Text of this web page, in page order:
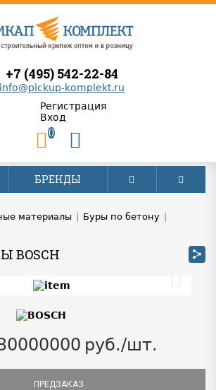
+7 (495) 542-22-84
info@pickup-komplekt.ru
Регистрация
Вход
0
БРЕНДЫ
материалы Буры по бетону
BOSCH
руб./шт.
ПРЕДЗАКАЗ